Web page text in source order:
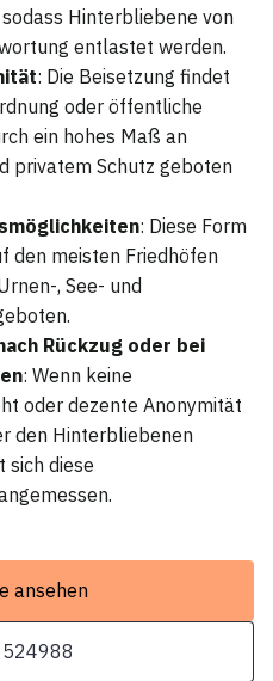
Hinterbliebene von
entlastet werden.
: Die Beisetzung findet
oder öffentliche
ein hohes Maß an
privatem Schutz geboten
: Diese Form
den meisten Friedhöfen
, See- und
Rückzug oder bei
: Wenn keine
oder dezente Anonymität
den Hinterbliebenen
sich diese
ansehen